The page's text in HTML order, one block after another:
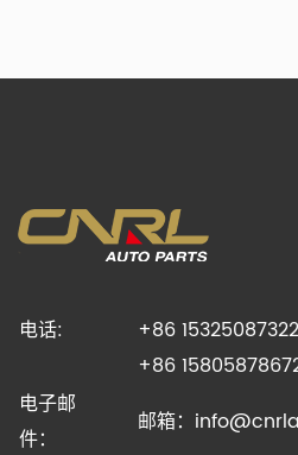
电话:
+86
+86
电子邮
件：
邮箱：